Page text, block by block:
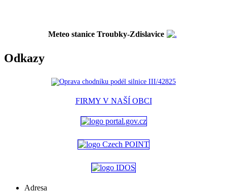
Meteo stanice Troubky-Zdislavice
Odkazy
FIRMY V NAŠÍ OBCI
Adresa